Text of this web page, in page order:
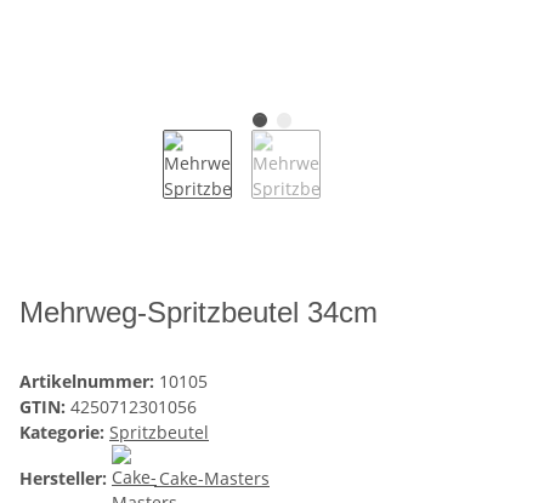
Mehrweg-Spritzbeutel 34cm
Artikelnummer: 10105
GTIN: 4250712301056
Kategorie: Spritzbeutel
Hersteller:
Cake-Masters